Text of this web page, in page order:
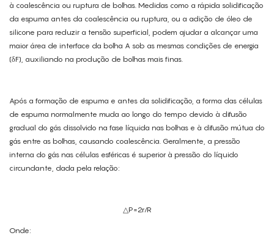
à coalescência ou ruptura de bolhas. Medidas como a rápida solidificação
da espuma antes da coalescência ou ruptura, ou a adição de óleo de
silicone para reduzir a tensão superficial, podem ajudar a alcançar uma
maior área de interface da bolha A sob as mesmas condições de energia
(δF), auxiliando na produção de bolhas mais finas.
Após a formação de espuma e antes da solidificação, a forma das células
de espuma normalmente muda ao longo do tempo devido à difusão
gradual do gás dissolvido na fase líquida nas bolhas e à difusão mútua do
gás entre as bolhas, causando coalescência. Geralmente, a pressão
interna do gás nas células esféricas é superior à pressão do líquido
circundante, dada pela relação:
△P=2r/R
Onde: